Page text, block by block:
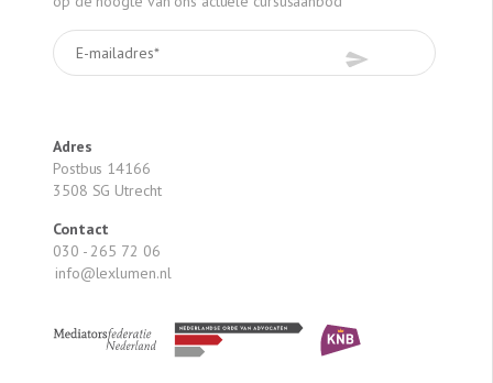
Adres
Postbus 14166
3508 SG Utrecht
Contact
030 - 265 72 06
info@lexlumen.nl